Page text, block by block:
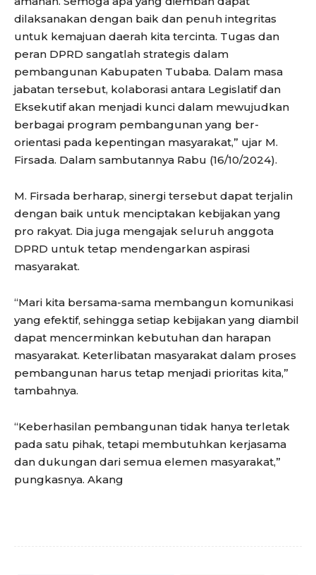
dilaksanakan dengan baik dan penuh integritas
untuk kemajuan daerah kita tercinta. Tugas dan
peran DPRD sangatlah strategis dalam
pembangunan Kabupaten Tubaba. Dalam masa
jabatan tersebut, kolaborasi antara Legislatif dan
Eksekutif akan menjadi kunci dalam mewujudkan
berbagai program pembangunan yang ber-
orientasi pada kepentingan masyarakat,” ujar M.
Firsada. Dalam sambutannya Rabu (16/10/2024).
M. Firsada berharap, sinergi tersebut dapat terjalin
dengan baik untuk menciptakan kebijakan yang
pro rakyat. Dia juga mengajak seluruh anggota
DPRD untuk tetap mendengarkan aspirasi
masyarakat.
“Mari kita bersama-sama membangun komunikasi
yang efektif, sehingga setiap kebijakan yang diambil
dapat mencerminkan kebutuhan dan harapan
masyarakat. Keterlibatan masyarakat dalam proses
pembangunan harus tetap menjadi prioritas kita,”
tambahnya.
“Keberhasilan pembangunan tidak hanya terletak
pada satu pihak, tetapi membutuhkan kerjasama
dan dukungan dari semua elemen masyarakat,”
pungkasnya. Akang